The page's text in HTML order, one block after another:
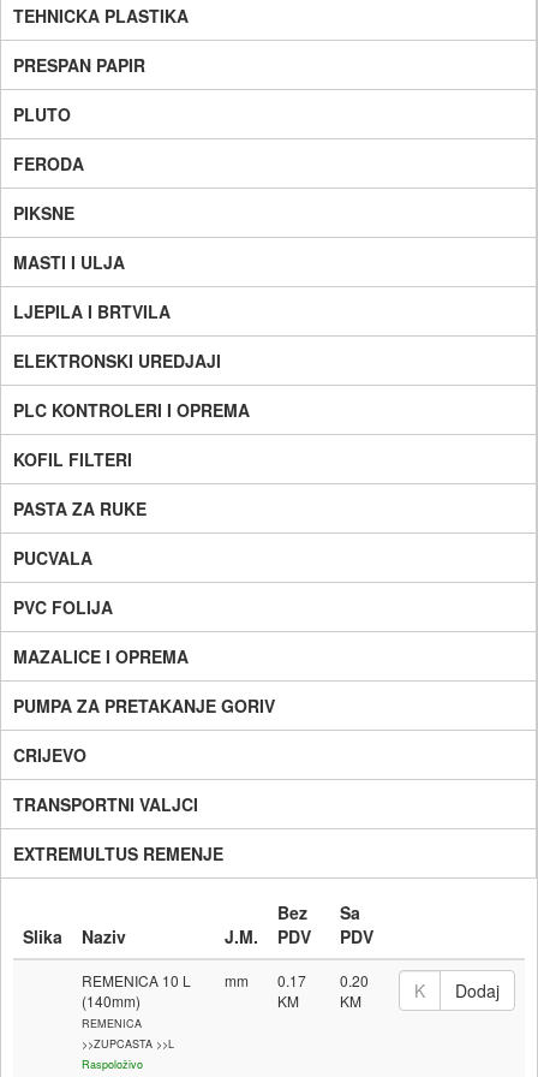
TEHNICKA PLASTIKA
PRESPAN PAPIR
PLUTO
FERODA
PIKSNE
MASTI I ULJA
LJEPILA I BRTVILA
ELEKTRONSKI UREDJAJI
PLC KONTROLERI I OPREMA
KOFIL FILTERI
PASTA ZA RUKE
PUCVALA
PVC FOLIJA
MAZALICE I OPREMA
PUMPA ZA PRETAKANJE GORIV
CRIJEVO
TRANSPORTNI VALJCI
EXTREMULTUS REMENJE
Slika Naziv J.M.
Bez
PDV
Sa
PDV
REMENICA 10 L
(140mm)
REMENICA
>>ZUPCASTA >>L
Raspoloživo
mm 0.17 0.20